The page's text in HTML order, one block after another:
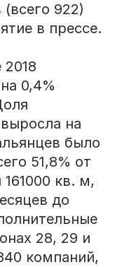
922)
в прессе.
0,4%
на
было
51,8% от
кв. м,
до
28, 29 и
компаний,